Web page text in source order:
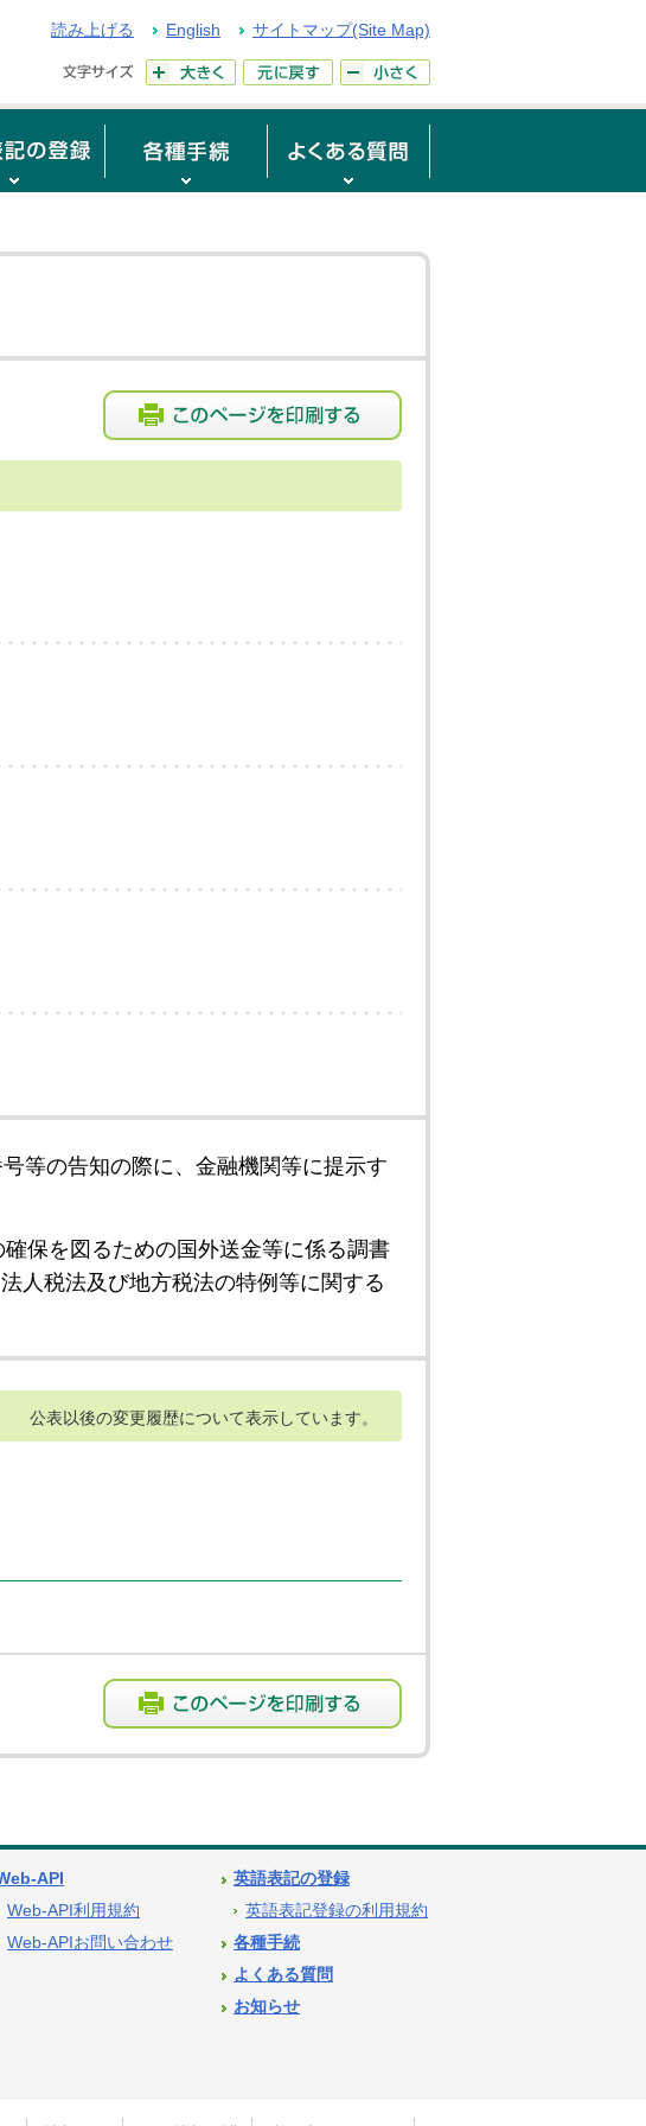
読み上げる English サイトマップ(Site Map)
等の告知の際に、金融機関等に提示す
保を図るための国外送金等に係る調書
人税法及び地方税法の特例等に関する
公表以後の変更履歴について表示しています。
API
Web-API利用規約
Web-APIお問い合わせ
英語表記の登録
英語表記登録の利用規約
各種手続
よくある質問
お知らせ